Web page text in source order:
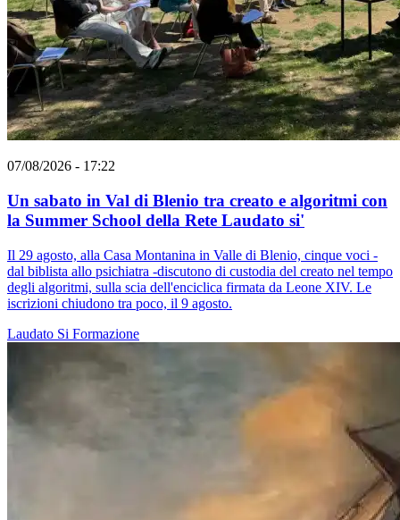
07/08/2026 - 17:22
Un sabato in Val di Blenio tra creato e algoritmi con
la Summer School della Rete Laudato si'
Il 29 agosto, alla Casa Montanina in Valle di Blenio, cinque voci -
dal biblista allo psichiatra -discutono di custodia del creato nel tempo
degli algoritmi, sulla scia dell'enciclica firmata da Leone XIV. Le
iscrizioni chiudono tra poco, il 9 agosto.
Laudato Si Formazione